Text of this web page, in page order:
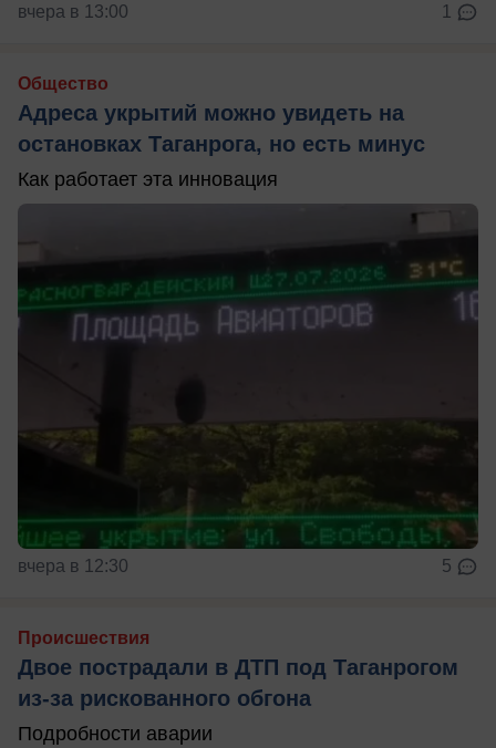
вчера в 13:00 1
Общество
Адреса укрытий можно увидеть на
остановках Таганрога, но есть минус
Как работает эта инновация
вчера в 12:30 5
Происшествия
Двое пострадали в ДТП под Таганрогом
из-за рискованного обгона
Подробности аварии